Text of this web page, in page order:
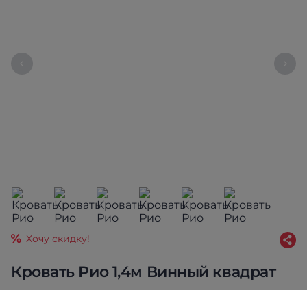
Кровать Рио 1,4м Винный квадрат
Хочу скидку!